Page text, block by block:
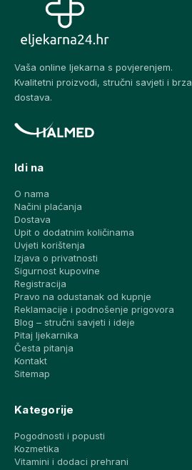
Vaša online ljekarna s povjerenjem.
Kvalitetni proizvodi, stručni savjeti i brza
dostava.
Idi na
O nama
Načini plaćanja
Dostava
Upit o dodatnim količinama
Uvjeti korištenja
Izjava o privatnosti
Sigurnost kupovine
Registracija
Pravo na odustanak od kupnje
Reklamacije i podnošenje prigovora
Blog – stručni savjeti i ideje
Pitaj ljekarnika
Česta pitanja
Kontakt
Sitemap
Kategorije
Pogodnosti i popusti
Kozmetika
Vitamini i dodaci prehrani